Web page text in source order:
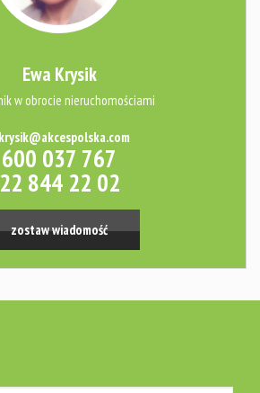
Ewa Krysik
w obrocie nieruchomościami
600 037 767
22 844 22 02
zostaw wiadomość